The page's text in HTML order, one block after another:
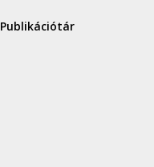
Publikációtár